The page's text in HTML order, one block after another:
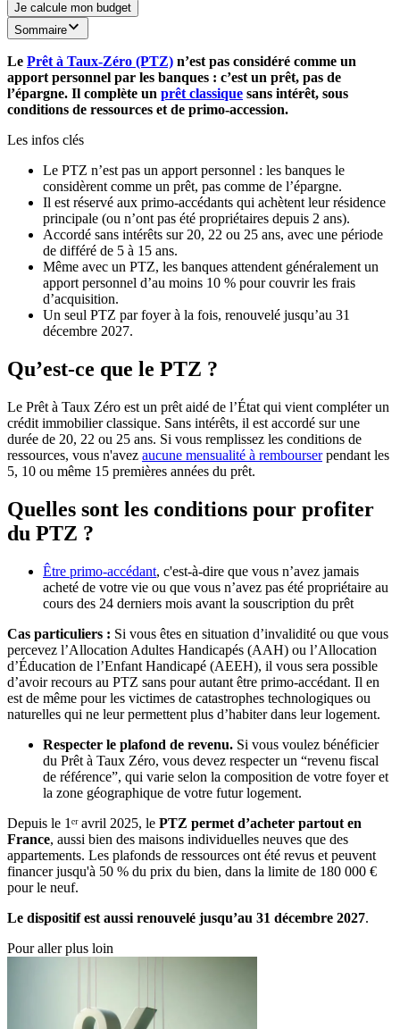
Je calcule mon budget
Sommaire
Le Prêt à Taux-Zéro (PTZ) n’est pas considéré comme un
apport personnel par les banques : c’est un prêt, pas de
l’épargne. Il complète un prêt classique sans intérêt, sous
conditions de ressources et de primo-accession.
Les infos clés
Le PTZ n’est pas un apport personnel : les banques le
considèrent comme un prêt, pas comme de l’épargne.
Il est réservé aux primo-accédants qui achètent leur résidence
principale (ou n’ont pas été propriétaires depuis 2 ans).
Accordé sans intérêts sur 20, 22 ou 25 ans, avec une période
de différé de 5 à 15 ans.
Même avec un PTZ, les banques attendent généralement un
apport personnel d’au moins 10 % pour couvrir les frais
d’acquisition.
Un seul PTZ par foyer à la fois, renouvelé jusqu’au 31
décembre 2027.
Qu’est-ce que le PTZ ?
Le Prêt à Taux Zéro est un prêt aidé de l’État qui vient compléter un
crédit immobilier classique. Sans intérêts, il est accordé sur une
durée de 20, 22 ou 25 ans. Si vous remplissez les conditions de
ressources, vous n'avez aucune mensualité à rembourserpendant les
5, 10 ou même 15 premières années du prêt.
Quelles sont les conditions pour profiter
du PTZ ?
Être primo-accédant, c'est-à-dire que vous n’avez jamais
acheté de votre vie ou que vous n’avez pas été propriétaire au
cours des 24 derniers mois avant la souscription du prêt
Cas particuliers : Si vous êtes en situation d’invalidité ou que vous
percevez l’Allocation Adultes Handicapés (AAH) ou l’Allocation
d’Éducation de l’Enfant Handicapé (AEEH), il vous sera possible
d’avoir recours au PTZ sans pour autant être primo-accédant. Il en
est de même pour les victimes de catastrophes technologiques ou
naturelles qui ne leur permettent plus d’habiter dans leur logement.
Respecter le plafond de revenu. Si vous voulez bénéficier
du Prêt à Taux Zéro, vous devez respecter un “revenu fiscal
de référence”, qui varie selon la composition de votre foyer et
la zone géographique de votre futur logement.
Depuis le 1ᵉʳ avril 2025, le PTZ permet d’acheter partout en
France, aussi bien des maisons individuelles neuves que des
appartements. Les plafonds de ressources ont été revus et peuvent
financer jusqu'à 50 % du prix du bien, dans la limite de 180 000 €
pour le neuf.
Le dispositif est aussi renouvelé jusqu’au 31 décembre 2027.
Pour aller plus loin